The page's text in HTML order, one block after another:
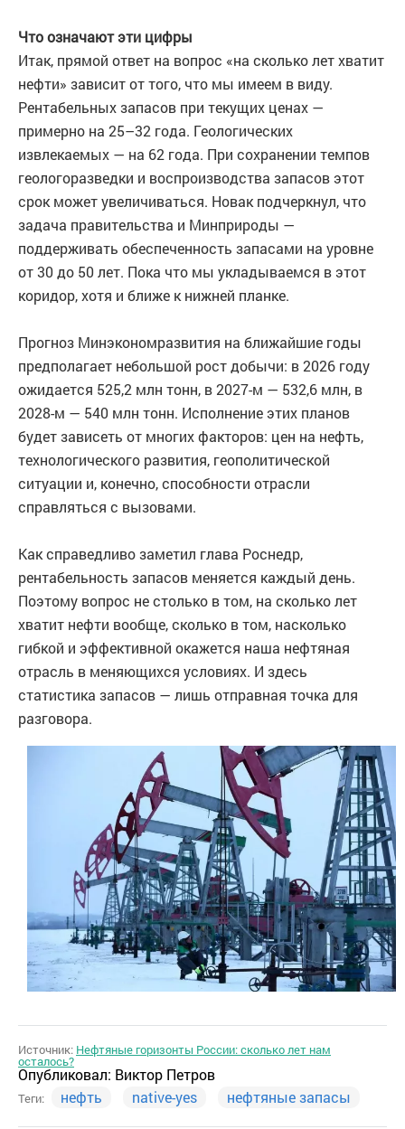
Что означают эти цифры
Итак, прямой ответ на вопрос «на сколько лет хватит
нефти» зависит от того, что мы имеем в виду.
Рентабельных запасов при текущих ценах —
примерно на 25–32 года. Геологических
извлекаемых — на 62 года. При сохранении темпов
геологоразведки и воспроизводства запасов этот
срок может увеличиваться. Новак подчеркнул, что
задача правительства и Минприроды —
поддерживать обеспеченность запасами на уровне
от 30 до 50 лет. Пока что мы укладываемся в этот
коридор, хотя и ближе к нижней планке.
Прогноз Минэкономразвития на ближайшие годы
предполагает небольшой рост добычи: в 2026 году
ожидается 525,2 млн тонн, в 2027-м — 532,6 млн, в
2028-м — 540 млн тонн. Исполнение этих планов
будет зависеть от многих факторов: цен на нефть,
технологического развития, геополитической
ситуации и, конечно, способности отрасли
справляться с вызовами.
Как справедливо заметил глава Роснедр,
рентабельность запасов меняется каждый день.
Поэтому вопрос не столько в том, на сколько лет
хватит нефти вообще, сколько в том, насколько
гибкой и эффективной окажется наша нефтяная
отрасль в меняющихся условиях. И здесь
статистика запасов — лишь отправная точка для
разговора.
Источник: Нефтяные горизонты России: сколько лет нам
осталось?
Опубликовал: Виктор Петров
Теги: нефть native-yes нефтяные запасы